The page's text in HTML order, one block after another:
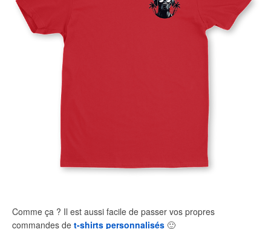
Comme ça ? Il est aussi facile de passer vos propres
commandes de t-shirts personnalisés 🙂